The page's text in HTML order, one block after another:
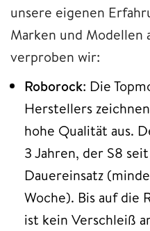
unsere eigenen
Marken und Modellen
verproben wir:
Roborock: Die
Herstellers
hohe Qualität aus.
3 Jahren, der S8
Dauereinsatz
Woche). Bis auf die
ist kein Verschleiß